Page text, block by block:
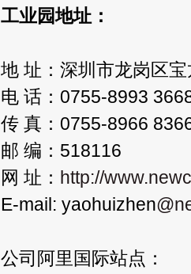
工业园地址：
地 址：深圳市龙岗区
电 话：0755-8993
传 真：0755-8966
邮 编：518116
网 址： http://
E-mail: yaohuizhen
公司阿里国际站点：